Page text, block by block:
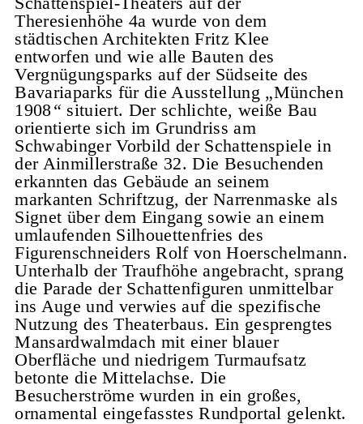
Theresienhöhe 4a wurde von dem
städtischen Architekten Fritz Klee
entworfen und wie alle Bauten des
Vergnügungsparks auf der Südseite des
Bavariaparks für die Ausstellung „München
1908“ situiert. Der schlichte, weiße Bau
orientierte sich im Grundriss am
Schwabinger Vorbild der Schattenspiele in
der Ainmillerstraße 32. Die Besuchenden
erkannten das Gebäude an seinem
markanten Schriftzug, der Narrenmaske als
Signet über dem Eingang sowie an einem
umlaufenden Silhouettenfries des
Figurenschneiders Rolf von Hoerschelmann.
Unterhalb der Traufhöhe angebracht, sprang
die Parade der Schattenfiguren unmittelbar
ins Auge und verwies auf die spezifische
Nutzung des Theaterbaus. Ein gesprengtes
Mansardwalmdach mit einer blauer
Oberfläche und niedrigem Turmaufsatz
betonte die Mittelachse. Die
Besucherströme wurden in ein großes,
ornamental eingefasstes Rundportal gelenkt.